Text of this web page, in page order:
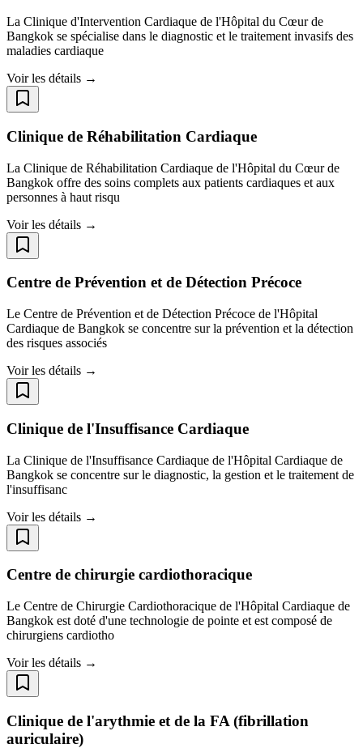
La Clinique d'Intervention Cardiaque de l'Hôpital du Cœur de
Bangkok se spécialise dans le diagnostic et le traitement invasifs des
maladies cardiaque
Voir les détails →
Clinique de Réhabilitation Cardiaque
La Clinique de Réhabilitation Cardiaque de l'Hôpital du Cœur de
Bangkok offre des soins complets aux patients cardiaques et aux
personnes à haut risqu
Voir les détails →
Centre de Prévention et de Détection Précoce
Le Centre de Prévention et de Détection Précoce de l'Hôpital
Cardiaque de Bangkok se concentre sur la prévention et la détection
des risques associés
Voir les détails →
Clinique de l'Insuffisance Cardiaque
La Clinique de l'Insuffisance Cardiaque de l'Hôpital Cardiaque de
Bangkok se concentre sur le diagnostic, la gestion et le traitement de
l'insuffisanc
Voir les détails →
Centre de chirurgie cardiothoracique
Le Centre de Chirurgie Cardiothoracique de l'Hôpital Cardiaque de
Bangkok est doté d'une technologie de pointe et est composé de
chirurgiens cardiotho
Voir les détails →
Clinique de l'arythmie et de la FA (fibrillation
auriculaire)